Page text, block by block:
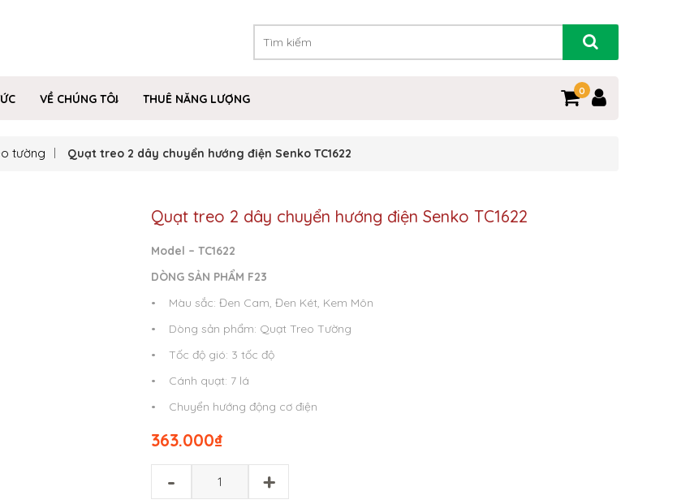
VỀ CHÚNG TÔI THUÊ NĂNG LƯỢNG
0
tường Quạt treo 2 dây chuyển hướng điện Senko TC1622
Quạt treo 2 dây chuyển hướng điện Senko TC1622
Model – TC1622
DÒNG SẢN PHẨM F23
• Màu sắc: Đen Cam, Đen Két, Kem Môn
• Dòng sản phẩm: Quạt Treo Tường
• Tốc độ gió: 3 tốc độ
• Cánh quạt: 7 lá
• Chuyển hướng động cơ điện
₫
363.000
- +